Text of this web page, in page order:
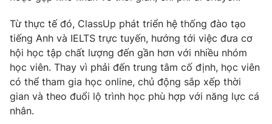
Khán giả
Giải sao mai
Âm nhạc
Sao
Du lịch
Làm đẹp
Chất lượng cuộc sống
Giáo dục
Tuyển sinh
Học trực tuyến
Công nghệ
Hitech Công nghệ tương lai
Giao lưu trực tuyến
Từ thực tế đó, ClassUp phát triển hệ thống đào tạo
tiếng Anh và IELTS trực tuyến, hướng tới việc đưa cơ
hội học tập chất lượng đến gần hơn với nhiều nhóm
học viên. Thay vì phải đến trung tâm cố định, học viên
có thể tham gia học online, chủ động sắp xếp thời
gian và theo đuổi lộ trình học phù hợp với năng lực cá
nhân.